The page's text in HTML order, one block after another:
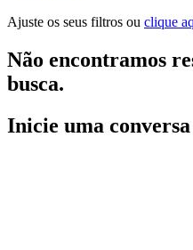
Ajuste os seus filtros ou clique
Não encontramos
busca.
Inicie uma conversa